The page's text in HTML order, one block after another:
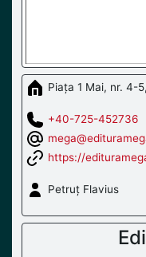
Piața 1 Mai, nr. 4-
+40-725-452736
https://
Petruț Flavius